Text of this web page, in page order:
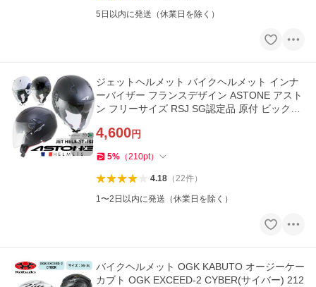
5日以内に発送（休業日を除く）
ジェットヘルメット バイクヘルメット インナ
ーバイザー フランスデザイン ASTONE アスト
ン フリーサイズ RSJ SG認定品 原付 ビックバ
4,600円
5% （210pt）
4.18（22件）
1〜2日以内に発送（休業日を除く）
バイクヘルメット OGK KABUTO オージーケー
カブト OGK EXCEED-2 CYBER(サイバー) 212